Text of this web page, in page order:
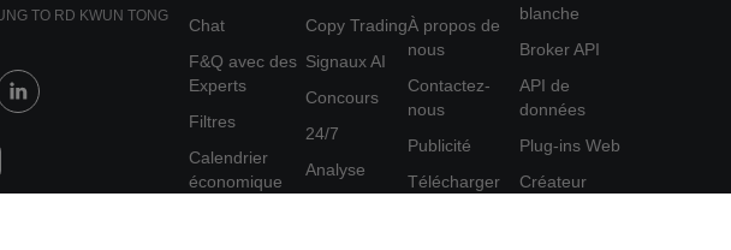
TO RD KWUN TONG
Chat
F&Q avec des
Experts
Filtres
Calendrier
économique
Copy Trading
Signaux AI
Concours
24/7
Analyse
À propos de
nous
Contactez-
nous
Publicité
Télécharger
blanche
Broker API
API de
données
Plug-ins Web
Créateur